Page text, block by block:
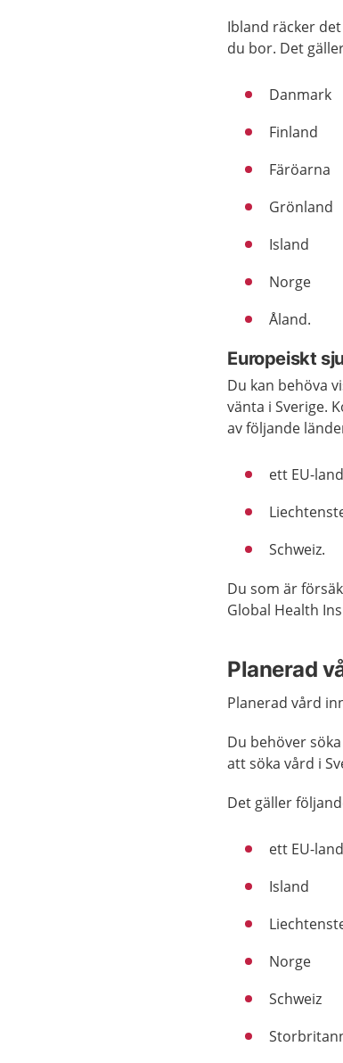
Ibland räcker
du bor. Det
Danmark
Finland
Färöarna
Grönland
Island
Norge
Åland.
Europeiskt
Du kan behöva
vänta i Sverige.
av följande
ett EU-land
Schweiz.
Du som är
Global Health
Planerad
Planerad vård
Du behöver
att söka vård i
Det gäller
ett EU-land
Island
Norge
Schweiz